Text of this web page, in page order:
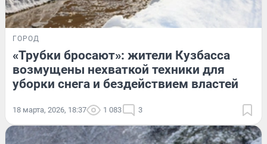
ГОРОД
«Трубки бросают»: жители Кузбасса
возмущены нехваткой техники для
уборки снега и бездействием властей
18 марта, 2026, 18:37 1 083 3